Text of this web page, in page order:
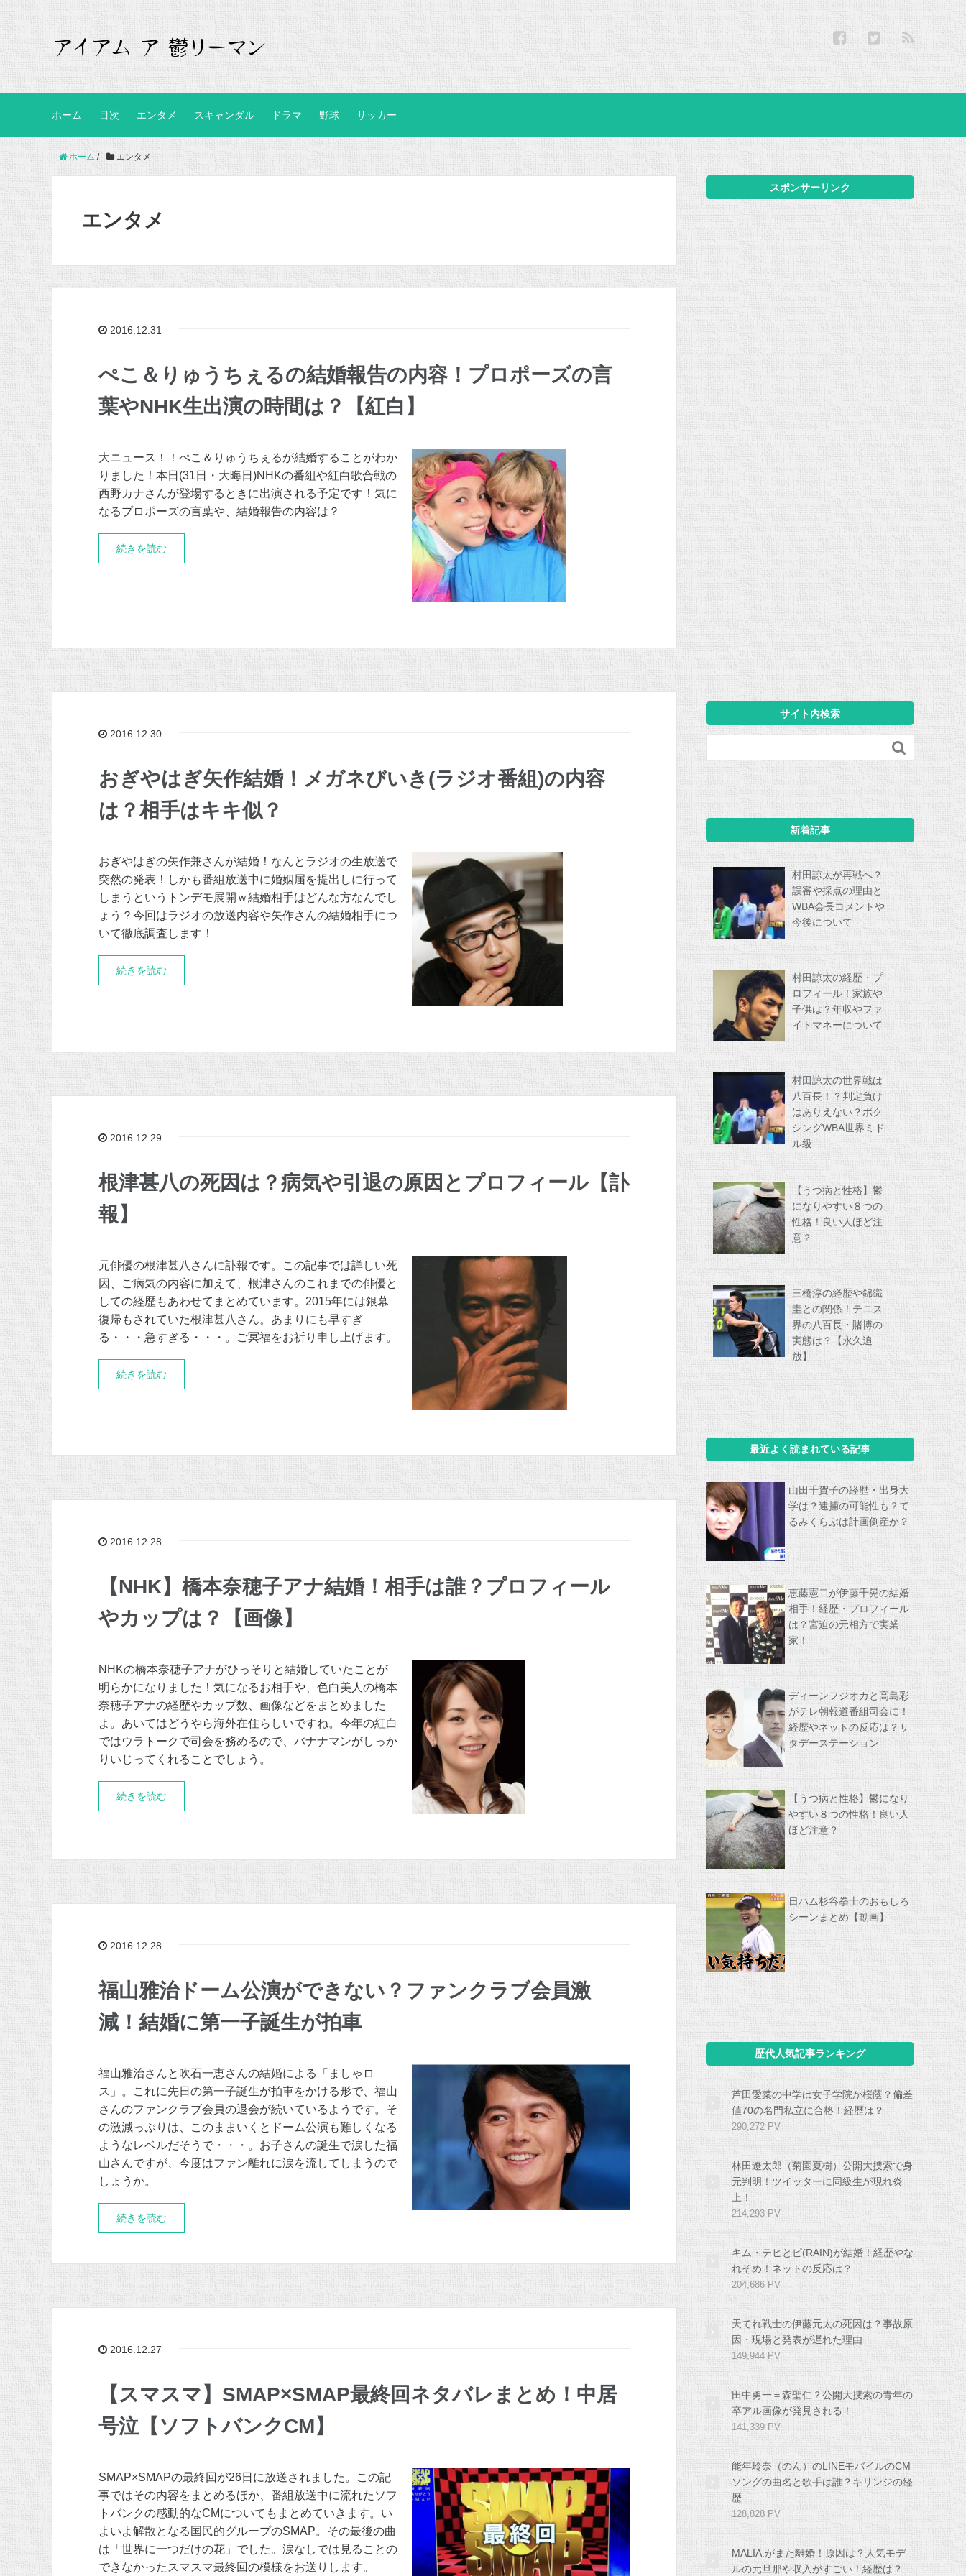
ホーム 目次 エンタメ スキャンダル ドラマ 野球 サッカー
ホーム / エンタメ
エンタメ
2016.12.31
ぺこ＆りゅうちぇるの結婚報告の内容！プロポーズの言
葉やNHK生出演の時間は？【紅白】
大ニュース！！ぺこ＆りゅうちぇるが結婚することがわか
りました！本日(31日・大晦日)NHKの番組や紅白歌合戦の
西野カナさんが登場するときに出演される予定です！気に
なるプロポーズの言葉や、結婚報告の内容は？
続きを読む
2016.12.30
おぎやはぎ矢作結婚！メガネびいき(ラジオ番組)の内容
は？相手はキキ似？
おぎやはぎの矢作兼さんが結婚！なんとラジオの生放送で
突然の発表！しかも番組放送中に婚姻届を提出しに行って
しまうというトンデモ展開ｗ結婚相手はどんな方なんでし
ょう？今回はラジオの放送内容や矢作さんの結婚相手につ
いて徹底調査します！
続きを読む
2016.12.29
根津甚八の死因は？病気や引退の原因とプロフィール【訃
報】
元俳優の根津甚八さんに訃報です。この記事では詳しい死
因、ご病気の内容に加えて、根津さんのこれまでの俳優と
しての経歴もあわせてまとめています。2015年には銀幕
復帰もされていた根津甚八さん。あまりにも早すぎ
る・・・急すぎる・・・。ご冥福をお祈り申し上げます。
続きを読む
2016.12.28
【NHK】橋本奈穂子アナ結婚！相手は誰？プロフィール
やカップは？【画像】
NHKの橋本奈穂子アナがひっそりと結婚していたことが
明らかになりました！気になるお相手や、色白美人の橋本
奈穂子アナの経歴やカップ数、画像などをまとめました
よ。あいてはどうやら海外在住らしいですね。今年の紅白
ではウラトークで司会を務めるので、バナナマンがしっか
りいじってくれることでしょう。
続きを読む
2016.12.28
福山雅治ドーム公演ができない？ファンクラブ会員激
減！結婚に第一子誕生が拍車
福山雅治さんと吹石一恵さんの結婚による「ましゃロ
ス」。これに先日の第一子誕生が拍車をかける形で、福山
さんのファンクラブ会員の退会が続いているようです。そ
の激減っぷりは、このままいくとドーム公演も難しくなる
ようなレベルだそうで・・・。お子さんの誕生で涙した福
山さんですが、今度はファン離れに涙を流してしまうので
しょうか。
続きを読む
2016.12.27
【スマスマ】SMAP×SMAP最終回ネタバレまとめ！中居
号泣【ソフトバンクCM】
SMAP×SMAPの最終回が26日に放送されました。この記
事ではその内容をまとめるほか、番組放送中に流れたソフ
トバンクの感動的なCMについてもまとめていきます。い
よいよ解散となる国民的グループのSMAP。その最後の曲
は「世界に一つだけの花」でした。涙なしでは見ることの
できなかったスマスマ最終回の模様をお送りします。
スポンサーリンク
サイト内検索

新着記事
村田諒太が再戦へ？
誤審や採点の理由と
WBA会長コメントや
今後について
村田諒太の経歴・プ
ロフィール！家族や
子供は？年収やファ
イトマネーについて
村田諒太の世界戦は
八百長！？判定負け
はありえない？ボク
シングWBA世界ミド
ル級
【うつ病と性格】鬱
になりやすい８つの
性格！良い人ほど注
意？
三橋淳の経歴や錦織
圭との関係！テニス
界の八百長・賭博の
実態は？【永久追
放】
最近よく読まれている記事
山田千賀子の経歴・出身大
学は？逮捕の可能性も？て
るみくらぶは計画倒産か？
恵藤憲二が伊藤千晃の結婚
相手！経歴・プロフィール
は？宮迫の元相方で実業
家！
ディーンフジオカと高島彩
がテレ朝報道番組司会に！
経歴やネットの反応は？サ
タデーステーション
【うつ病と性格】鬱になり
やすい８つの性格！良い人
ほど注意？
日ハム杉谷拳士のおもしろ
シーンまとめ【動画】
歴代人気記事ランキング
芦田愛菜の中学は女子学院か桜蔭？偏差
値70の名門私立に合格！経歴は？
290,272 PV
林田遼太郎（菊園夏樹）公開大捜索で身
元判明！ツイッターに同級生が現れ炎
上！
214,293 PV
キム・テヒとピ(RAIN)が結婚！経歴やな
れそめ！ネットの反応は？
204,686 PV
天てれ戦士の伊藤元太の死因は？事故原
因・現場と発表が遅れた理由
149,944 PV
田中勇一＝森聖仁？公開大捜索の青年の
卒アル画像が発見される！
141,339 PV
能年玲奈（のん）のLINEモバイルのCM
ソングの曲名と歌手は誰？キリンジの経
歴
128,828 PV
MALIA.がまた離婚！原因は？人気モデ
ルの元旦那や収入がすごい！経歴は？